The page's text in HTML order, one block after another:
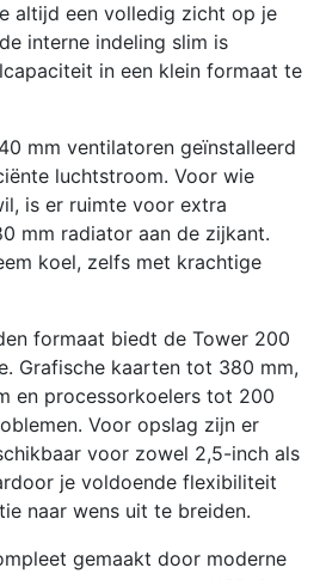
altijd een volledig zicht op je
interne indeling slim is
in een klein formaat te
mm ventilatoren geïnstalleerd
luchtstroom. Voor wie
is er ruimte voor extra
mm radiator aan de zijkant.
koel, zelfs met krachtige
formaat biedt de Tower 200
Grafische kaarten tot 380 mm,
en processorkoelers tot 200
Voor opslag zijn er
voor zowel 2,5-inch als
je voldoende flexibiliteit
naar wens uit te breiden.
gemaakt door moderne